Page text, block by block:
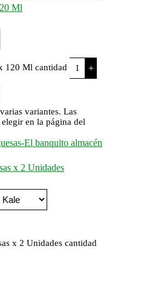
Ml
120 Ml cantidad +
variantes. Las
en la página del
x 2 Unidades
x 2 Unidades cantidad